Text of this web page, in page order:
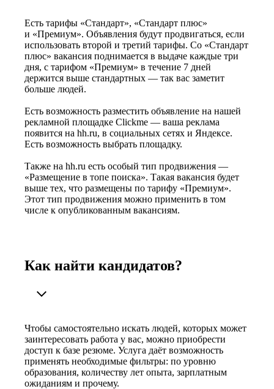
Есть тарифы «Стандарт», «Стандарт плюс»
и «Премиум». Объявления будут продвигаться, если
использовать второй и третий тарифы. Со «Стандарт
плюс» вакансия поднимается в выдаче каждые три
дня, с тарифом «Премиум» в течение 7 дней
держится выше стандартных — так вас заметит
больше людей.
Есть возможность разместить объявление на нашей
рекламной площадке Clickme — ваша реклама
появится на hh.ru, в социальных сетях и Яндексе.
Есть возможность выбрать площадку.
Также на hh.ru есть особый тип продвижения —
«Размещение в топе поиска». Такая вакансия будет
выше тех, что размещены по тарифу «Премиум».
Этот тип продвижения можно применить в том
числе к опубликованным вакансиям.
Как найти кандидатов?
Чтобы самостоятельно искать людей, которых может
заинтересовать работа у вас, можно приобрести
доступ к базе резюме. Услуга даёт возможность
применять необходимые фильтры: по уровню
образования, количеству лет опыта, зарплатным
ожиданиям и прочему.